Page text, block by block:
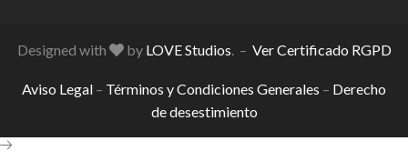
Designed with by LOVE Studios . – Ver Certificado RGPD
Aviso Legal – Términos y Condiciones Generales – Derecho
de desestimiento